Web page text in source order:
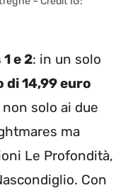
e 2: in un solo
di 14,99 euro
solo ai due
ma
Le Profondità,
Con